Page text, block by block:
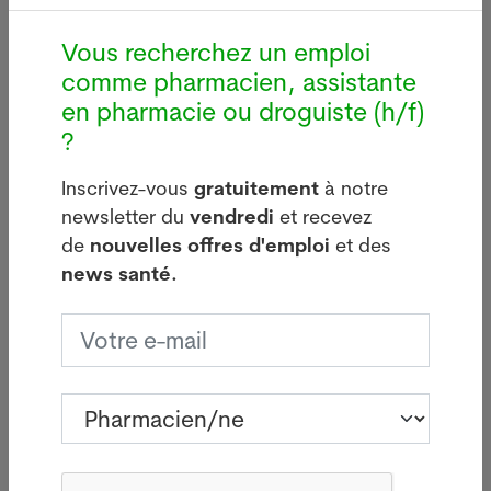
Votre offre d’emploi PUSH ici
Dernières news
Légionellose à
Bâle : source
d'infections sur le
bâtiment de Manor
05.08.2026
BÂLE - Aucun
nouveau cas de
SYDNEY -
ministre
Vous recherchez un emploi
comme pharmacien, assistante
en pharmacie ou droguiste (h/f)
?
Inscrivez-vous gratuitement à notre
newsletter du vendredi et recevez
de nouvelles offres d'emploi et des
news santé.